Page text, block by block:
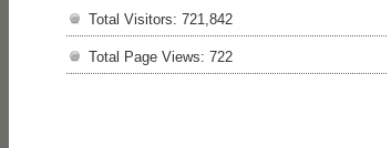
Total Visitors: 721,842
Total Page Views: 722